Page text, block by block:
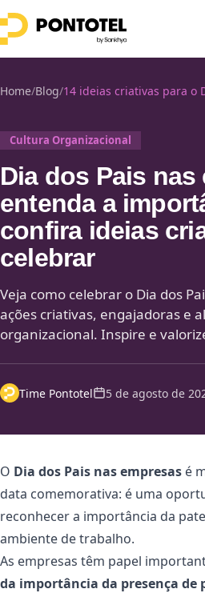
Home/Blog/14 ideias criativas para o
Cultura Organizacional
Dia dos Pais nas
entenda a
confira ideias
celebrar
Veja como celebrar o Dia dos
ações criativas, engajadoras e
organizacional. Inspire e
Time Pontotel 5 de agosto de
O Dia dos Pais nas empresas é
data comemorativa: é uma
reconhecer a importância da
ambiente de trabalho.
As empresas têm papel
da importância da presença de